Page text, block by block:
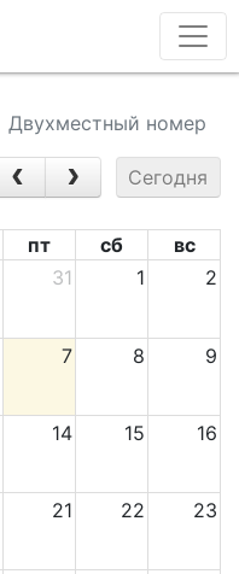
Двухместный номер
Сегодня
пт сб
вс
31 1 2
7 8 9
14 15 16
21 22 23